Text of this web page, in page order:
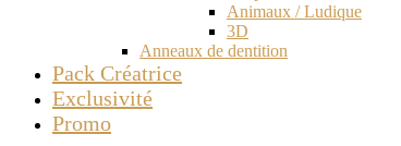
Animaux / Ludique
3D
Anneaux de dentition
Pack Créatrice
Exclusivité
Promo